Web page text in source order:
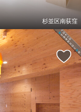
杉並区南荻窪